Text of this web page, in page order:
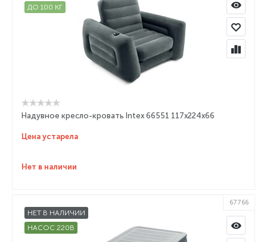
ДО 100 КГ
Надувное кресло-кровать Intex 66551 117x224x66
Цена устарела
Нет в наличии
НЕТ В НАЛИЧИИ
НАСОС 220В
67766